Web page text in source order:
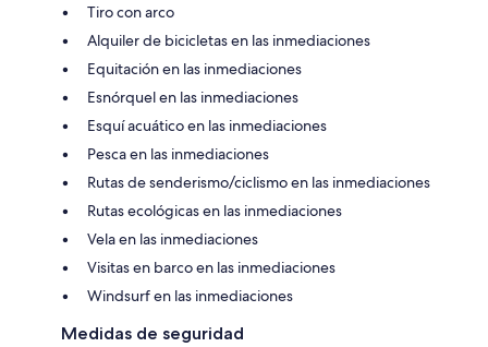
Tiro con arco
Alquiler de bicicletas en las inmediaciones
Equitación en las inmediaciones
Esnórquel en las inmediaciones
Esquí acuático en las inmediaciones
Pesca en las inmediaciones
Rutas de senderismo/ciclismo en las inmediaciones
Rutas ecológicas en las inmediaciones
Vela en las inmediaciones
Visitas en barco en las inmediaciones
Windsurf en las inmediaciones
Medidas de seguridad